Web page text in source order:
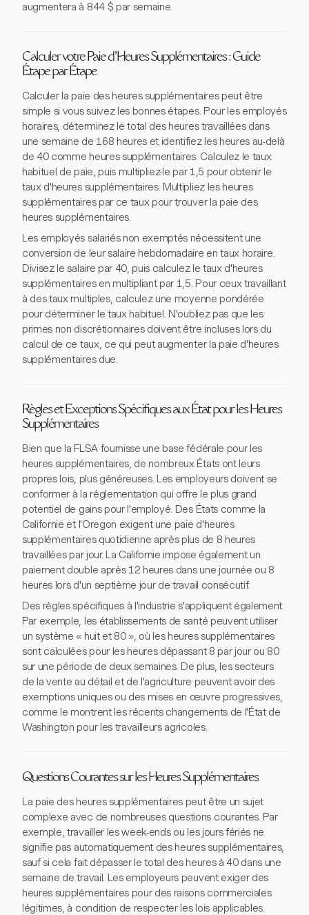
augmentera à 844 $ par semaine.
Calculer votre Paie d'Heures Supplémentaires : Guide
Étape par Étape
Calculer la paie des heures supplémentaires peut être
simple si vous suivez les bonnes étapes. Pour les employés
horaires, déterminez le total des heures travaillées dans
une semaine de 168 heures et identifiez les heures au-delà
de 40 comme heures supplémentaires. Calculez le taux
habituel de paie, puis multipliez-le par 1,5 pour obtenir le
taux d'heures supplémentaires. Multipliez les heures
supplémentaires par ce taux pour trouver la paie des
heures supplémentaires.
Les employés salariés non exemptés nécessitent une
conversion de leur salaire hebdomadaire en taux horaire.
Divisez le salaire par 40, puis calculez le taux d'heures
supplémentaires en multipliant par 1,5. Pour ceux travaillant
à des taux multiples, calculez une moyenne pondérée
pour déterminer le taux habituel. N'oubliez pas que les
primes non discrétionnaires doivent être incluses lors du
calcul de ce taux, ce qui peut augmenter la paie d'heures
supplémentaires due.
Règles et Exceptions Spécifiques aux État pour les Heures
Supplémentaires
Bien que la FLSA fournisse une base fédérale pour les
heures supplémentaires, de nombreux États ont leurs
propres lois, plus généreuses. Les employeurs doivent se
conformer à la réglementation qui offre le plus grand
potentiel de gains pour l'employé. Des États comme la
Californie et l'Oregon exigent une paie d'heures
supplémentaires quotidienne après plus de 8 heures
travaillées par jour. La Californie impose également un
paiement double après 12 heures dans une journée ou 8
heures lors d'un septième jour de travail consécutif.
Des règles spécifiques à l'industrie s'appliquent également.
Par exemple, les établissements de santé peuvent utiliser
un système « huit et 80 », où les heures supplémentaires
sont calculées pour les heures dépassant 8 par jour ou 80
sur une période de deux semaines. De plus, les secteurs
de la vente au détail et de l'agriculture peuvent avoir des
exemptions uniques ou des mises en œuvre progressives,
comme le montrent les récents changements de l'État de
Washington pour les travailleurs agricoles.
Questions Courantes sur les Heures Supplémentaires
La paie des heures supplémentaires peut être un sujet
complexe avec de nombreuses questions courantes. Par
exemple, travailler les week-ends ou les jours fériés ne
signifie pas automatiquement des heures supplémentaires,
sauf si cela fait dépasser le total des heures à 40 dans une
semaine de travail. Les employeurs peuvent exiger des
heures supplémentaires pour des raisons commerciales
légitimes, à condition de respecter les lois applicables.